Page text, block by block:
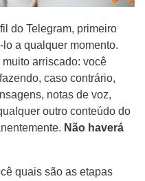
do Telegram, primeiro
a qualquer momento.
arriscado: você
caso contrário,
notas de voz,
outro conteúdo do
Não haverá
quais são as etapas